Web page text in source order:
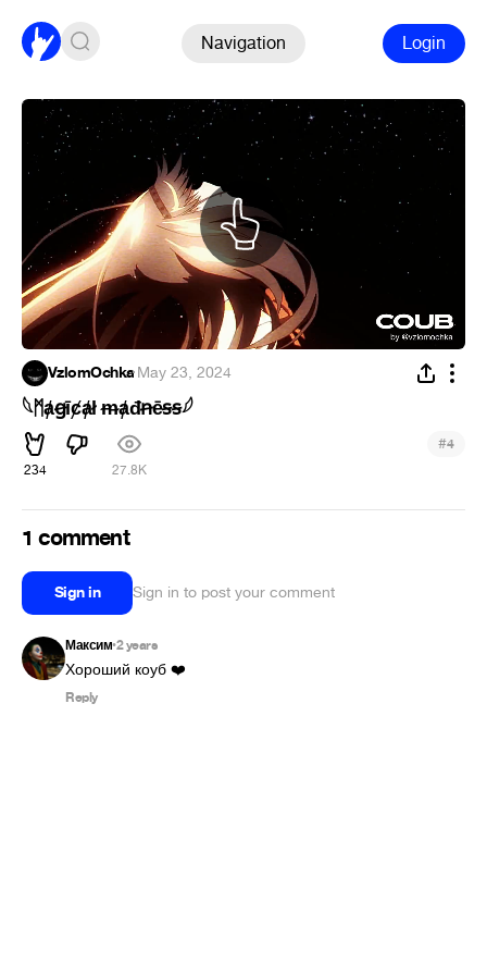
Navigation Login
VzlomOchka·May 23, 2024
𓆩ᛗⱥꞡīȼⱥł ᵯⱥđꞥēꞩꞩ𓆪
234 27.8K
#4
1 comment
Sign in Sign in to post your comment
Максим•2 years
Хороший коуб ❤️
Reply